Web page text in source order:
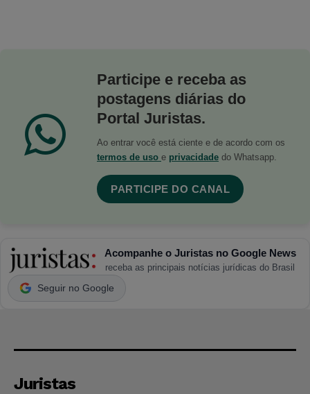
Participe e receba as
postagens diárias do
Portal Juristas.
Ao entrar você está ciente e de acordo com os
termos de uso e privacidade do Whatsapp.
PARTICIPE DO CANAL
Acompanhe o Juristas no Google News
receba as principais notícias jurídicas do Brasil
Seguir no Google
Juristas